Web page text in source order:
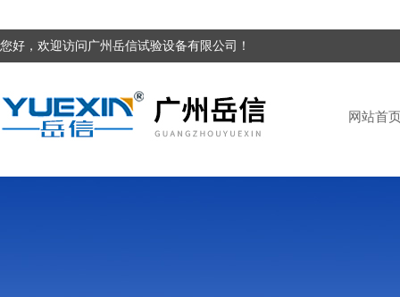
您好，欢迎访问广州岳信试验设备有限公司！
网站首